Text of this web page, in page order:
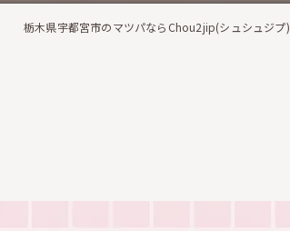
栃木県宇都宮市のマツパならChou2jip(シュシュジプ)